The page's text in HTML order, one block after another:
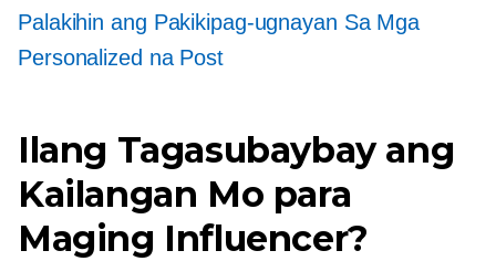
Palakihin ang Pakikipag-ugnayan Sa Mga
Personalized na Post
Ilang Tagasubaybay ang
Kailangan Mo para
Maging Influencer?